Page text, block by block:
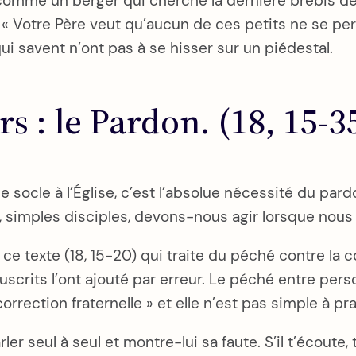
Père veut qu’aucun de ces petits ne se
savent n’ont pas à se hisser sur un piédestal.
: le Pardon. (18, 15-
à l’Église, c’est l’absolue nécessité du
disciples, devons-nous agir lorsque nous
texte (18, 15-20) qui traite du péché contre la
l’ont ajouté par erreur. Le péché entre
fraternelle » et elle n’est pas simple à
seul à seul et montre-lui sa faute. S’il